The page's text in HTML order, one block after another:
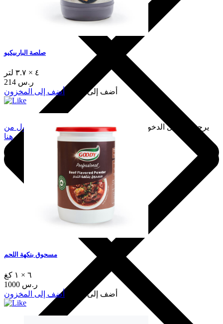
صلصة الباربيكيو
٤ × ٣.٧ لتر
214 ر.س
أضف إلى السلة
أضف إلى المخزون
يرجى تسجيل الدخول لإضافة هذا إلى المفضلة.سجّل الدخول من
هنا
مسحوق بنكهة اللحم
٦ × ١ كغ
1000 ر.س
أضف إلى السلة
أضف إلى المخزون